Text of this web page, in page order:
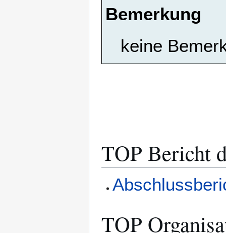
Bemerkung
keine
TOP Bericht
TOP